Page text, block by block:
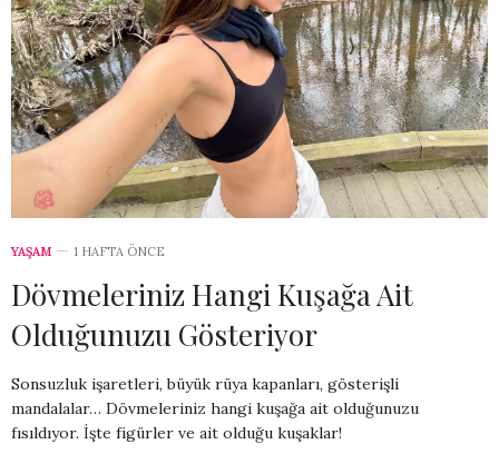
YAŞAM 1 HAFTA ÖNCE
Dövmeleriniz Hangi Kuşağa Ait
Olduğunuzu Gösteriyor
Sonsuzluk işaretleri, büyük rüya kapanları, gösterişli
mandalalar… Dövmeleriniz hangi kuşağa ait olduğunuzu
fısıldıyor. İşte figürler ve ait olduğu kuşaklar!